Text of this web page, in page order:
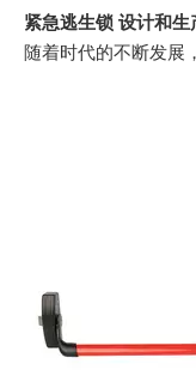
紧急逃生锁 设计和生
随着时代的不断发展